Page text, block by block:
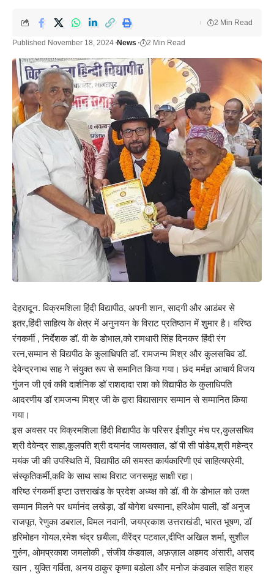
Published November 18, 2024 News 2 Min Read
2 Min Read
देहरादून. विक्रमशिला हिंदी विद्यापीठ, अपनी शान, सादगी और आडंबर से
इतर,हिंदी साहित्य के क्षेत्र में अनुनयन के विराट प्रतिष्ठान में शुमार है। वरिष्ठ
रंगकर्मी , निर्देशक डॉ. वी के डोभाल,को रामधारी सिंह दिनकर हिंदी रंग
रत्न,सम्मान से विद्यपीठ के कुलाधिपति डॉ. रामजन्म मिश्र और कुलसचिव डॉ.
देवेन्द्रनाथ साह ने संयुक्त रूप से समानित किया गया। छंद मर्मज्ञ आचार्य विजय
गुंजन जी एवं कवि दार्शनिक डॉ राशदादा राश को विद्यापीठ के कुलाधिपति
आदरणीय डॉ रामजन्म मिश्र जी के द्वारा विद्यासागर सम्मान से सम्मानित किया
गया।
इस अवसर पर विक्रमशिला हिंदी विद्यापीठ के परिसर ईशीपुर मंच पर,कुलसचिव
श्री देवेन्द्र साहा,कुलपति श्री दयानंद जायसवाल, डॉ पी सी पांडेय,श्री महेन्द्र
मयंक जी की उपस्थिति में, विद्यापीठ की समस्त कार्यकारिणी एवं साहित्यप्रेमी,
संस्कृतिकर्मी,कवि के साथ साथ विराट जनसमूह साक्षी रहा।
वरिष्ठ रंगकर्मी इप्टा उत्तराखंड के प्रदेश अध्य्क्ष को डॉ. वी के डोभाल को उक्त
सम्मान मिलने पर धर्मानंद लखेड़ा, डॉ योगेश धस्माना, हरिओम पाली, डॉ अनुज
राजपूत, रेणुका डबराल, विमल नवानी, जयप्रकाश उत्तराखंडी, भारत भूषण, डॉ
हरिमोहन गोयल,रमेश चंद्र छबीला, वीरेंद्र पटवाल,दीप्ति अखिल शर्मा, सुशील
गुरुंग, ओमप्रकाश जमलोकी , संजीव कंडवाल, अफ़ज़ाल अहमद अंसारी, असद
खान , युक्ति गर्विता, अनय ठाकुर कृष्णा बडोला और मनोज कंडवाल सहित शहर